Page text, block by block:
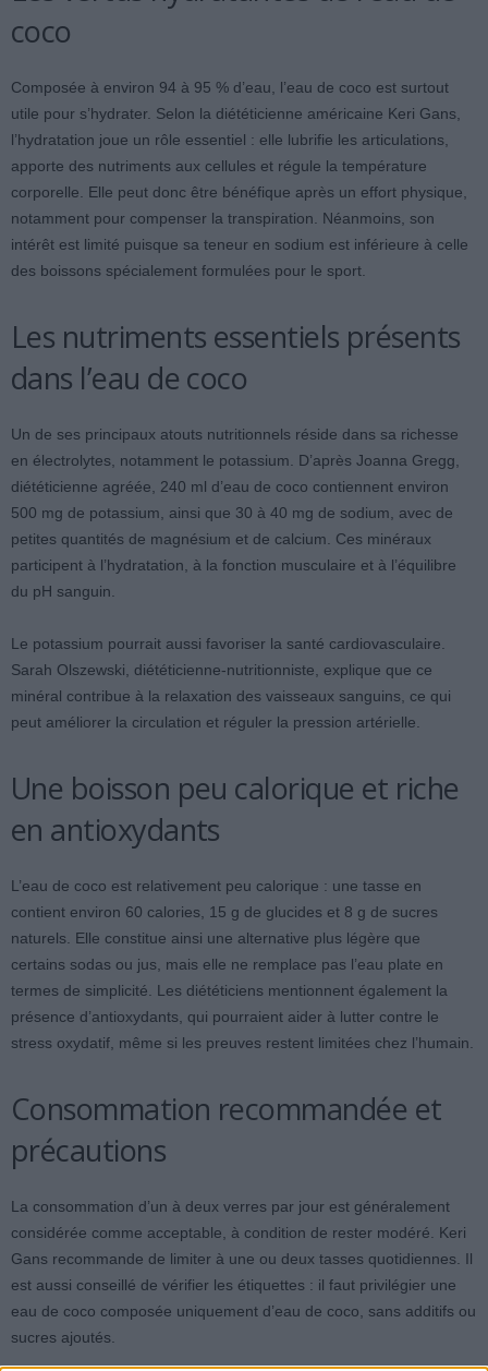
coco
Composée à environ 94 à 95 % d’eau, l’eau de coco est surtout
utile pour s’hydrater. Selon la diététicienne américaine Keri Gans,
l’hydratation joue un rôle essentiel : elle lubrifie les articulations,
apporte des nutriments aux cellules et régule la température
corporelle. Elle peut donc être bénéfique après un effort physique,
notamment pour compenser la transpiration. Néanmoins, son
intérêt est limité puisque sa teneur en sodium est inférieure à celle
des boissons spécialement formulées pour le sport.
Les nutriments essentiels présents
dans l’eau de coco
Un de ses principaux atouts nutritionnels réside dans sa richesse
en électrolytes, notamment le potassium. D’après Joanna Gregg,
diététicienne agréée, 240 ml d’eau de coco contiennent environ
500 mg de potassium, ainsi que 30 à 40 mg de sodium, avec de
petites quantités de magnésium et de calcium. Ces minéraux
participent à l’hydratation, à la fonction musculaire et à l’équilibre
du pH sanguin.
Le potassium pourrait aussi favoriser la santé cardiovasculaire.
Sarah Olszewski, diététicienne-nutritionniste, explique que ce
minéral contribue à la relaxation des vaisseaux sanguins, ce qui
peut améliorer la circulation et réguler la pression artérielle.
Une boisson peu calorique et riche
en antioxydants
L’eau de coco est relativement peu calorique : une tasse en
contient environ 60 calories, 15 g de glucides et 8 g de sucres
naturels. Elle constitue ainsi une alternative plus légère que
certains sodas ou jus, mais elle ne remplace pas l’eau plate en
termes de simplicité. Les diététiciens mentionnent également la
présence d’antioxydants, qui pourraient aider à lutter contre le
stress oxydatif, même si les preuves restent limitées chez l’humain.
Consommation recommandée et
précautions
La consommation d’un à deux verres par jour est généralement
considérée comme acceptable, à condition de rester modéré. Keri
Gans recommande de limiter à une ou deux tasses quotidiennes. Il
est aussi conseillé de vérifier les étiquettes : il faut privilégier une
eau de coco composée uniquement d’eau de coco, sans additifs ou
sucres ajoutés.